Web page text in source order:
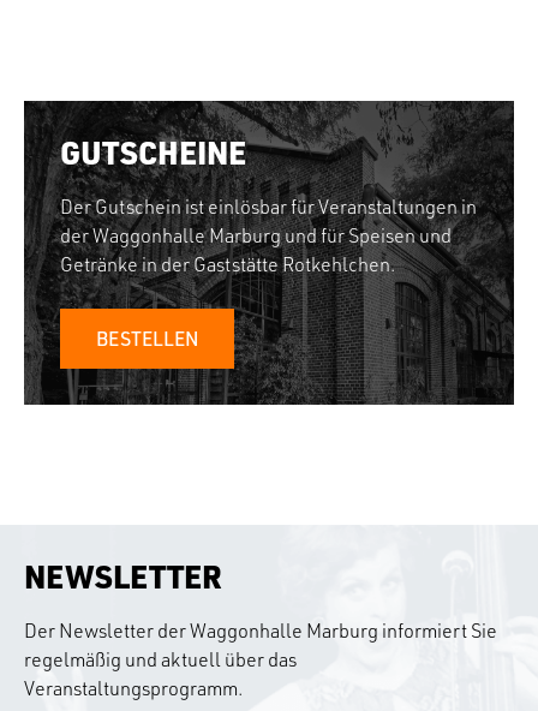
GUTSCHEINE
Der Gutschein ist einlösbar für Veranstaltungen in
der Waggonhalle Marburg und für Speisen und
Getränke in der Gaststätte Rotkehlchen.
BESTELLEN
NEWSLETTER
Der Newsletter der Waggonhalle Marburg informiert Sie
regelmäßig und aktuell über das
Veranstaltungsprogramm.